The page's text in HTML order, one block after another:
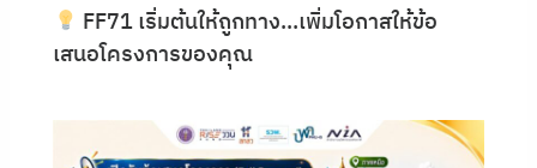
FF71 เริ่มต้นให้ถูกทาง…เพิ่มโอกาสให้ข้อ
เสนอโครงการของคุณ